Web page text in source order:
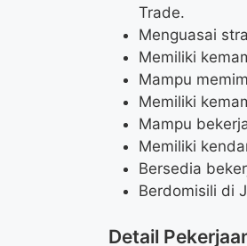
Trade.
Menguasai
Memiliki
Mampu
Memiliki
Mampu
Memiliki
Bersedia
Berdomisili di
Detail